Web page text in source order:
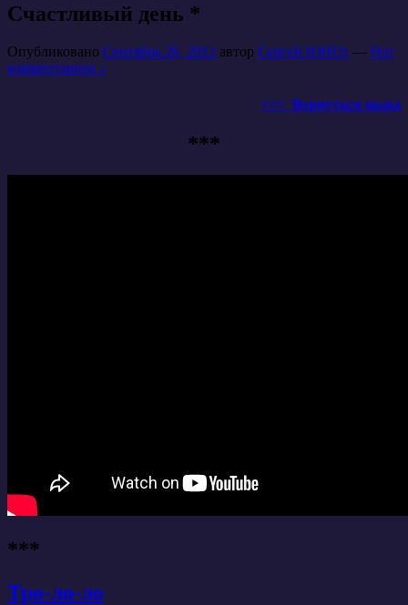
Счастливый день *
Опубликовано Сентябрь 26, 2012 автор Сергей ЮНГА — Нет
комментариев ↓
<<< Вернуться назад
***
***
Тро-ло-ло